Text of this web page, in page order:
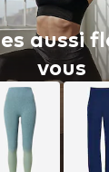
aussi
vous